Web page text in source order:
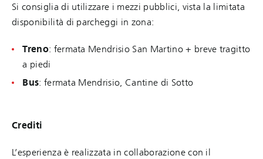
Si consiglia di utilizzare i mezzi pubblici, vista la limitata
disponibilità di parcheggi in zona:
Treno: fermata Mendrisio San Martino + breve tragitto
a piedi
Bus: fermata Mendrisio, Cantine di Sotto
Crediti
L’esperienza è realizzata in collaborazione con il